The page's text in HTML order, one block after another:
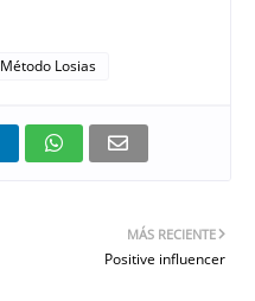
Método Losias
MÁS RECIENTE
Positive influencer